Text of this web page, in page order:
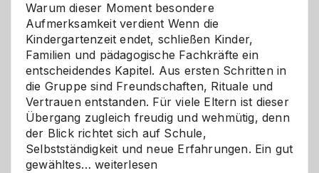
Warum dieser Moment besondere
Aufmerksamkeit verdient Wenn die
Kindergartenzeit endet, schließen Kinder,
Familien und pädagogische Fachkräfte ein
entscheidendes Kapitel. Aus ersten Schritten in
die Gruppe sind Freundschaften, Rituale und
Vertrauen entstanden. Für viele Eltern ist dieser
Übergang zugleich freudig und wehmütig, denn
der Blick richtet sich auf Schule,
Selbstständigkeit und neue Erfahrungen. Ein gut
gewähltes…Abschied
weiterlesen